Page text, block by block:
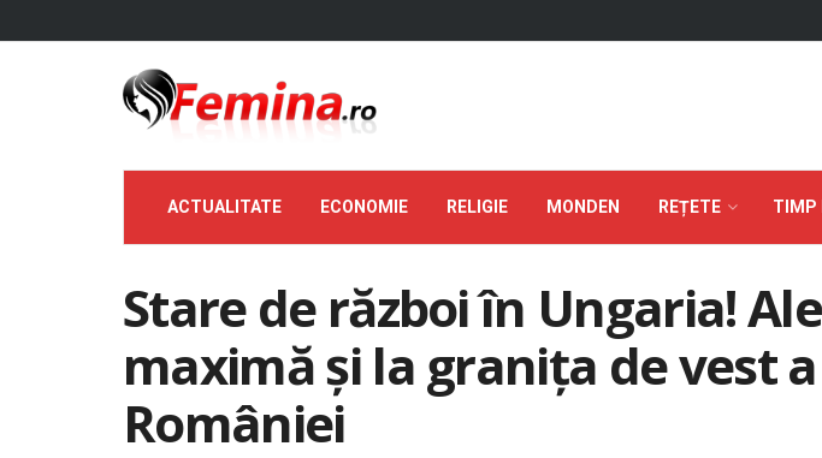
ACTUALITATE ECONOMIE RELIGIE MONDEN REȚETE TIMP
Stare de război în Ungaria!
maximă şi la graniţa de vest a
României